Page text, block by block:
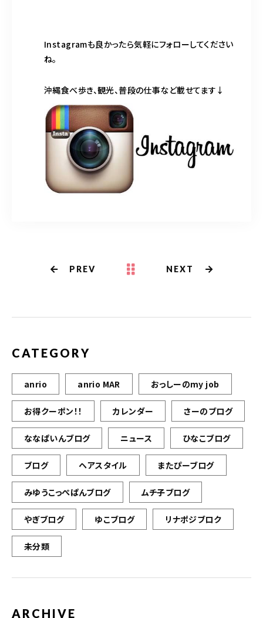
Instagramも良かったら気軽にフォローしてください
ね。
沖縄食べ歩き、観光、普段の仕事など載せてます↓
PREV NEXT
CATEGORY
anrio anrio MAR おっしーのmy job
お得クーポン！！ カレンダー さーのブログ
ななぱいんブログ ニュース ひなこブログ
ブログ ヘアスタイル またぴーブログ
みゆうこっぺぱんブログ ムチ子ブログ
やぎブログ ゆこブログ リナポジブロク
未分類
ARCHIVE